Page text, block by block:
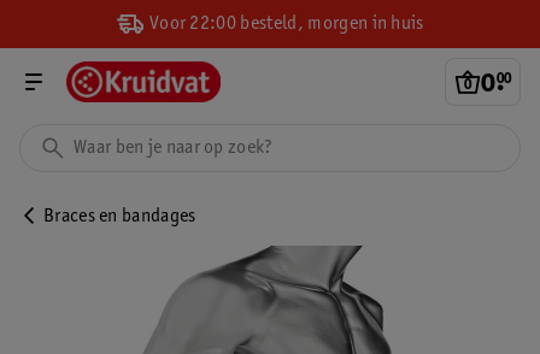
Voor 22:00 besteld, morgen in huis
0.
00
Braces en bandages